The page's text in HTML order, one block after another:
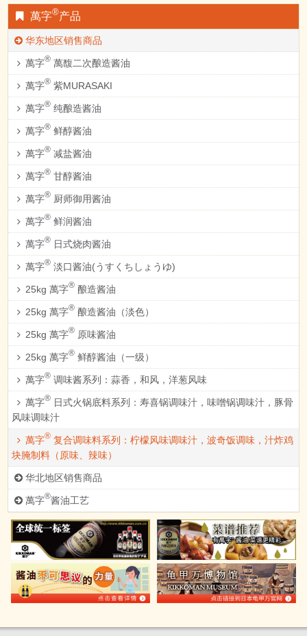
萬字®产品
华东地区销售商品
萬字® 萬馥二次酿造酱油
萬字® 紫MURASAKI
萬字® 纯酿造酱油
萬字® 鲜醇酱油
萬字® 减盐酱油
萬字® 甘醇酱油
萬字® 厨师御用酱油
萬字® 鲜润酱油
萬字® 日式烧肉酱油
萬字® 淡口酱油(うすくちしょうゆ)
25kg 萬字® 酿造酱油
25kg 萬字® 酿造酱油（淡色）
25kg 萬字® 原味酱油
25kg 萬字® 鲜醇酱油（一级）
萬字® 调味酱系列：蒜香，和风，洋葱风味
萬字® 日式火锅底料系列：寿喜锅调味汁，味噌锅调味汁，豚骨
风味调味汁
萬字® 复合调味料系列：柠檬风味调味汁，波奇饭调味，汁炸鸡
块腌制料（原味、辣味）
华北地区销售商品
萬字®酱油工艺